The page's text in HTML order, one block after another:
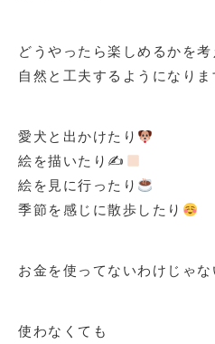
どうやったら楽しめるかを考
自然と工夫するようになりま
愛犬と出かけたり
絵を描いたり✍
絵を見に行ったり
季節を感じに散歩したり
お金を使ってないわけじゃな
使わなくても